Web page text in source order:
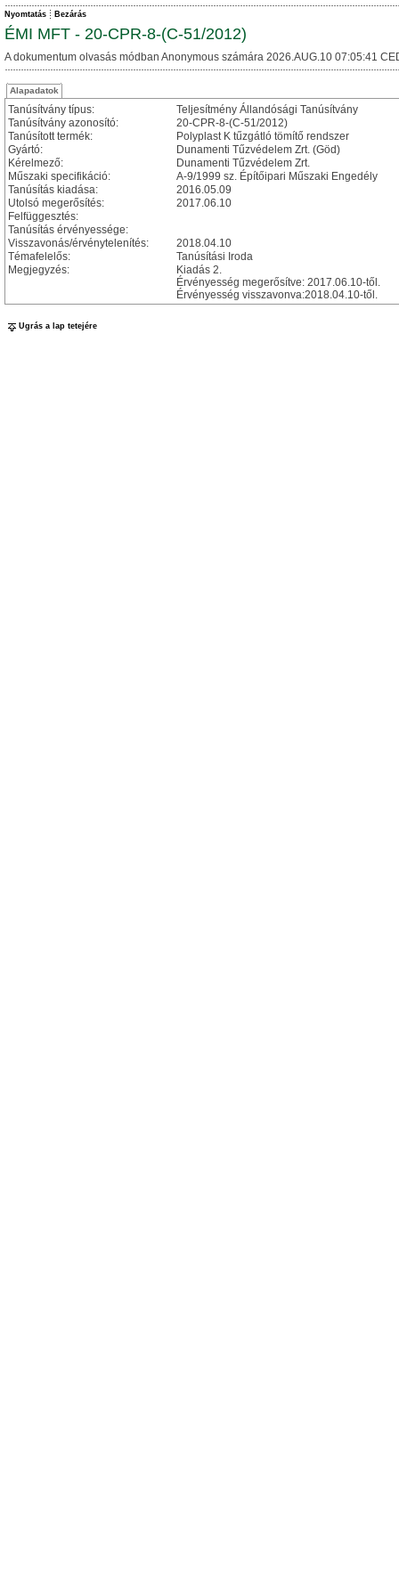
Nyomtatás Bezárás
ÉMI MFT - 20-CPR-8-(C-51/2012)
A dokumentum olvasás módban Anonymous számára 2026.AUG.10 07:05:41
Alapadatok
Tanúsítvány típus:
Teljesítmény Állandósági Tanúsítvány
Tanúsítvány azonosító:
20-CPR-8-(C-51/2012)
Tanúsított termék:
Polyplast K tűzgátló tömítő rendszer
Gyártó:
Dunamenti Tűzvédelem Zrt. (Göd)
Kérelmező:
Dunamenti Tűzvédelem Zrt.
Műszaki specifikáció:
A-9/1999 sz. Építőipari Műszaki Engedély
Tanúsítás kiadása:
2016.05.09
Utolsó megerősítés:
2017.06.10
Felfüggesztés:
Tanúsítás érvényessége:
Visszavonás/érvénytelenítés:
2018.04.10
Témafelelős:
Tanúsítási Iroda
Megjegyzés:
Kiadás 2.
Érvényesség megerősítve: 2017.06.10-től.
Érvényesség visszavonva:2018.04.10-től.
Ugrás a lap tetejére